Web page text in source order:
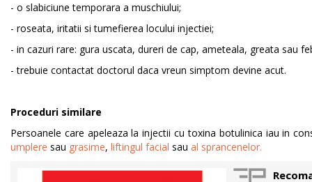
- o slabiciune temporara a muschiului;
- roseata, iritatii si tumefierea locului injectiei;
- in cazuri rare: gura uscata, dureri de cap, ameteala, greata sau
- trebuie contactat doctorul daca vreun simptom devine acut.
Proceduri similare
Persoanele care apeleaza la injectii cu toxina botulinica iau in
umplere sau grasime, liftingul facial sau al sprancenelor.